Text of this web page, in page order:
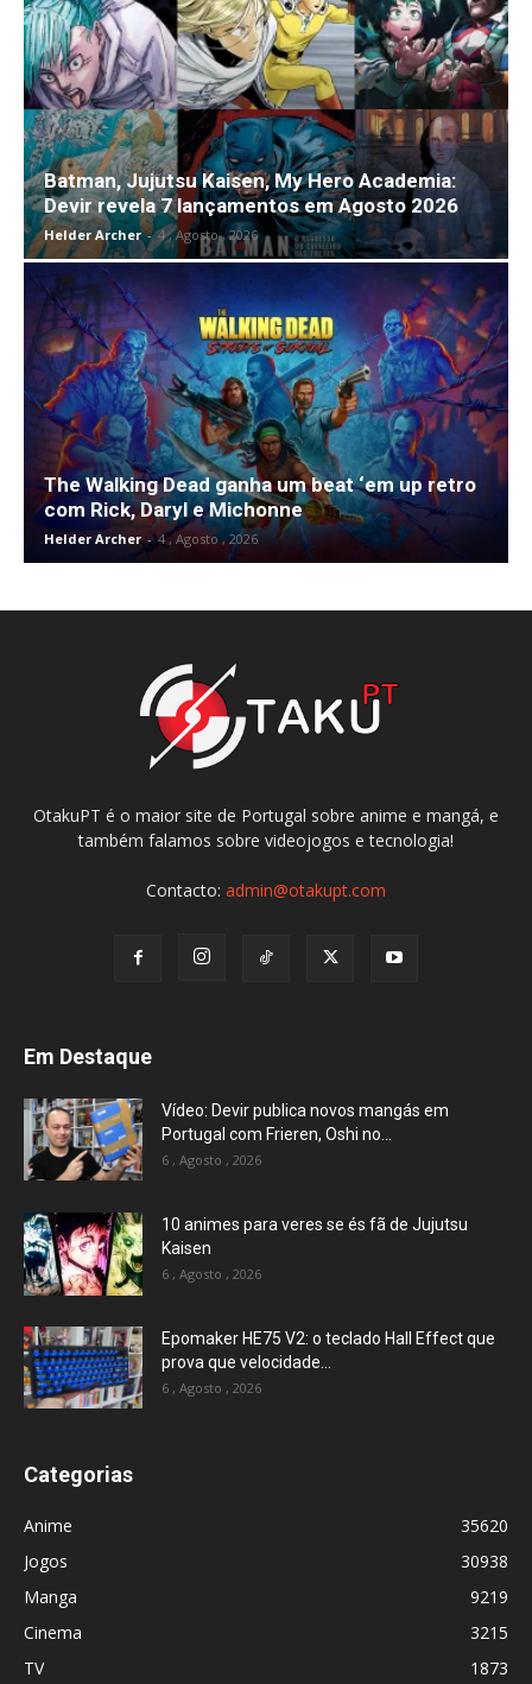
Batman, Jujutsu Kaisen, My Hero Academia:
Devir revela 7 lançamentos em Agosto 2026
Helder Archer - 4 , Agosto , 2026
The Walking Dead ganha um beat ‘em up retro
com Rick, Daryl e Michonne
Helder Archer - 4 , Agosto , 2026
OtakuPT é o maior site de Portugal sobre anime e mangá, e
também falamos sobre videojogos e tecnologia!
Contacto: admin@otakupt.com
Em Destaque
Vídeo: Devir publica novos mangás em
Portugal com Frieren, Oshi no...
6 , Agosto , 2026
10 animes para veres se és fã de Jujutsu
Kaisen
6 , Agosto , 2026
Epomaker HE75 V2: o teclado Hall Effect que
prova que velocidade...
6 , Agosto , 2026
Categorias
Anime
35620
Jogos
30938
Manga
9219
Cinema
3215
TV
1873